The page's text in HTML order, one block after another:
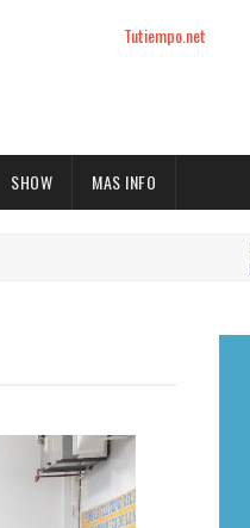
Tutiempo.net
SHOW MAS INFO